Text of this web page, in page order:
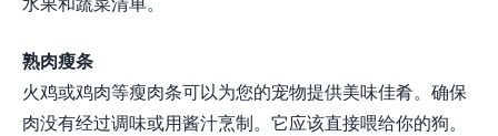
熟肉瘦条
火鸡或鸡肉等瘦肉条可以为您的宠物提供美味佳肴。确保
肉没有经过调味或用酱汁烹制。它应该直接喂给你的狗。